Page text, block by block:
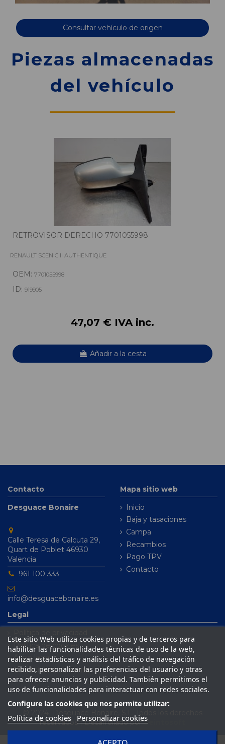
Consultar vehículo de origen
Piezas almacenadas
del vehículo
RETROVISOR DERECHO 7701055998
RENAULT SCENIC II AUTHENTIQUE
OEM: 7701055998
ID: 919905
47,07 € IVA inc.
Añadir a la cesta
Contacto
Desguace Bonaire
Calle Teresa de Calcuta 29,
Quart de Poblet 46930
Valencia
961 100 333
info@desguacebonaire.es
Mapa sitio web
Inicio
Baja y tasaciones
Campa
Recambios
Pago TPV
Contacto
Legal
Política de cookies
Aviso legal
Condiciones de venta
Este sitio Web utiliza cookies propias y de terceros para
habilitar las funcionalidades técnicas de uso de la web,
realizar estadísticas y análisis del tráfico de navegación
recibido, personalizar las preferencias del usuario y otras
para ofrecer anuncios y publicidad. También permitimos el
uso de funcionalidades para interactuar con redes sociales.
Configure las cookies que nos permite utilizar:
Política de cookies Personalizar cookies
reservados | Desarrollado porSeintosoft